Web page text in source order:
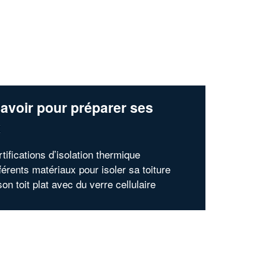
pour préparer ses
d’isolation thermique
matériaux pour isoler sa toiture
toit plat avec du verre cellulaire